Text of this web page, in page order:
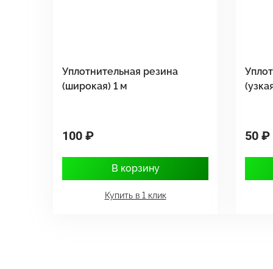
Уплотнительная резина
(широкая) 1 м
100 ₽
В корзину
Купить в 1 клик
50 ₽